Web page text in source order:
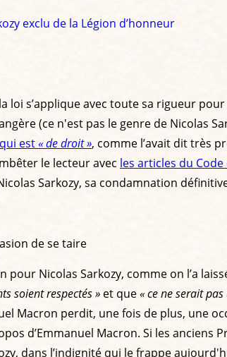
exclu de la Légion d’honneur
loi s’applique avec toute sa rigueur
(ce n'est pas le genre de Nicolas
est« de droit », comme l’avait dit très
le lecteur avec les articles du
Sarkozy, sa condamnation
de se taire
pour Nicolas Sarkozy, comme on l’a
soient respectés » et que« ce ne serait
Macron perdit, une fois de plus, une
d’Emmanuel Macron. Si les
dans l’indignité qui le frappe